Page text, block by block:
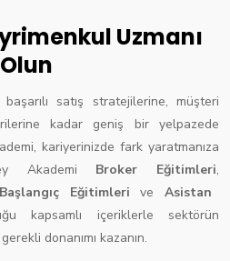
Uzmanı
Olun
satış stratejilerine, müşteri
kadar geniş bir yelpazede
kariyerinizde fark yaratmanıza
Akademi Broker Eğitimleri,
Eğitimleri veAsistan
kapsamlı içeriklerle sektörün
donanımı kazanın.